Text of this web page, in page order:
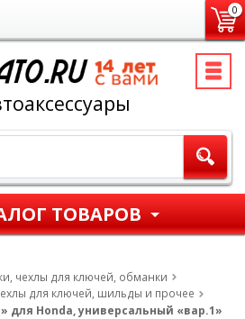
0
ТОВАРОВ
чехлы для ключей, обманки
для ключей, шильды и прочее
для Honda, универсальный «вар.1»